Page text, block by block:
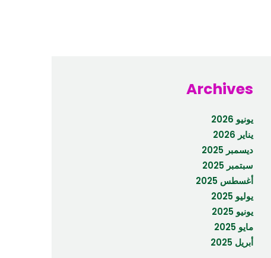
Archives
يونيو 2026
يناير 2026
ديسمبر 2025
سبتمبر 2025
أغسطس 2025
يوليو 2025
يونيو 2025
مايو 2025
أبريل 2025